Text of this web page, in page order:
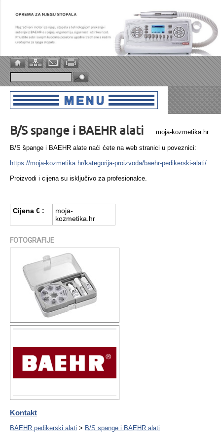
B/S spange i BAEHR alati moja-kozmetika.hr
B/S špange i BAEHR alate naći ćete na web stranici u poveznici:
https://moja-kozmetika.hr/kategorija-proizvoda/baehr-pedikerski-alati/
Proizvodi i cijena su isključivo za profesionalce.
Cijena € :
moja-
kozmetika.hr
FOTOGRAFIJE
Kontakt
BAEHR pedikerski alati > B/S spange i BAEHR alati